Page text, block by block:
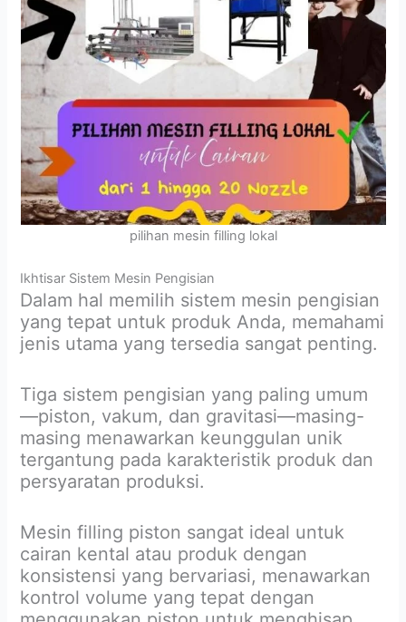
pilihan mesin filling lokal
Ikhtisar Sistem Mesin Pengisian
Dalam hal memilih sistem mesin pengisian
yang tepat untuk produk Anda, memahami
jenis utama yang tersedia sangat penting.
Tiga sistem pengisian yang paling umum
—piston, vakum, dan gravitasi—masing-
masing menawarkan keunggulan unik
tergantung pada karakteristik produk dan
persyaratan produksi.
Mesin filling piston sangat ideal untuk
cairan kental atau produk dengan
konsistensi yang bervariasi, menawarkan
kontrol volume yang tepat dengan